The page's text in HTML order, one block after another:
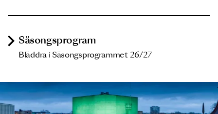
Säsongsprogram
Bläddra i Säsongsprogrammet 26/27